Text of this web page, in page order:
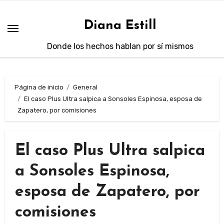
contenido
Diana Estill
Donde los hechos hablan por sí mismos
Página de inicio
General
El caso Plus Ultra salpica a Sonsoles Espinosa, esposa de
Zapatero, por comisiones
El caso Plus Ultra salpica
a Sonsoles Espinosa,
esposa de Zapatero, por
comisiones